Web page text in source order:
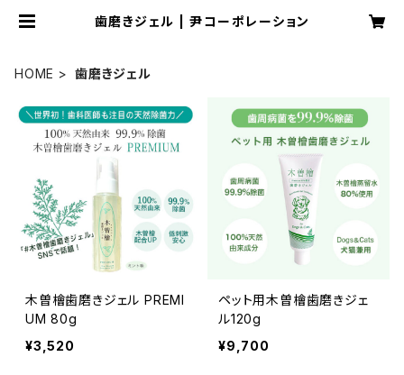
歯磨きジェル | 尹コーポレーション
HOME 歯磨きジェル
木曽檜歯磨きジェル PREMI
UM 80g
¥3,520
ペット用木曽檜歯磨きジェ
ル120g
¥9,700